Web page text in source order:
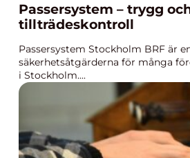
Passersystem – trygg
tillträdeskontroll
Passersystem Stockholm BRF är
säkerhetsåtgärderna för många
i Stockholm....